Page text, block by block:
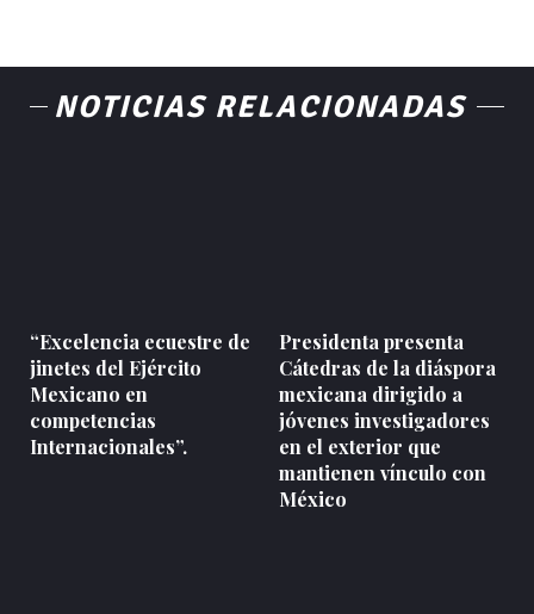
NOTICIAS RELACIONADAS
“Excelencia ecuestre de
jinetes del Ejército
Mexicano en
competencias
Internacionales”.
Presidenta presenta
Cátedras de la diáspora
mexicana dirigido a
jóvenes investigadores
en el exterior que
mantienen vínculo con
México